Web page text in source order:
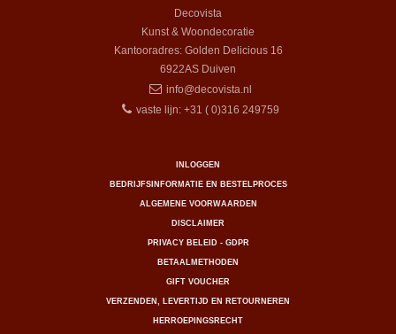
Decovista
Kunst & Woondecoratie
Kantooradres: Golden Delicious 16
6922AS Duiven
info@decovista.nl
vaste lijn: +31 ( 0)316 249759
INLOGGEN
BEDRIJFSINFORMATIE EN BESTELPROCES
ALGEMENE VOORWAARDEN
DISCLAIMER
PRIVACY BELEID - GDPR
BETAALMETHODEN
GIFT VOUCHER
VERZENDEN, LEVERTIJD EN RETOURNEREN
HERROEPINGSRECHT